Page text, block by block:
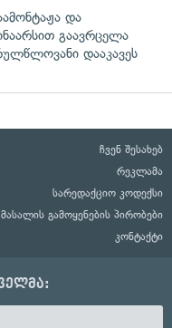
და
გაავრცელა
დააკავეს
ჩვენ შესახებ
რეკლამა
სარედაქციო კოდექსი
მასალის გამოყენების პირობები
კონტაქტი